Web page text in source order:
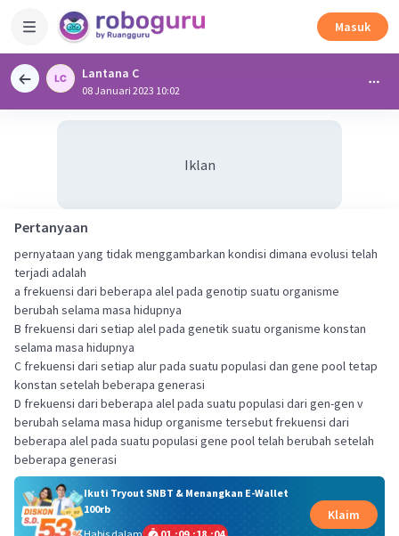
Masuk
Lantana C
08 Januari 2023 10:02
Iklan
Pertanyaan
pernyataan yang tidak menggambarkan kondisi dimana evolusi telah
terjadi adalah
a frekuensi dari beberapa alel pada genotip suatu organisme
berubah selama masa hidupnya
B frekuensi dari setiap alel pada genetik suatu organisme konstan
selama masa hidupnya
C frekuensi dari setiap alur pada suatu populasi dan gene pool tetap
konstan setelah beberapa generasi
D frekuensi dari beberapa alel pada suatu populasi dari gen-gen v
berubah selama masa hidup organisme tersebut frekuensi dari
beberapa alel pada suatu populasi gene pool telah berubah setelah
beberapa generasi
Ikuti Tryout SNBT & Menangkan E-Wallet
100rb
Klaim